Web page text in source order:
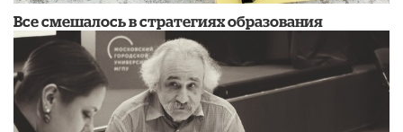
Все смешалось в стратегиях образования